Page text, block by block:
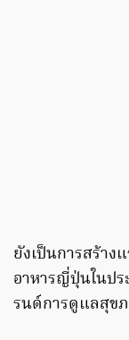
ยังเป็นการสร้า
อาหารญี่ปุ่นในป
รนด์การดูแลสุข